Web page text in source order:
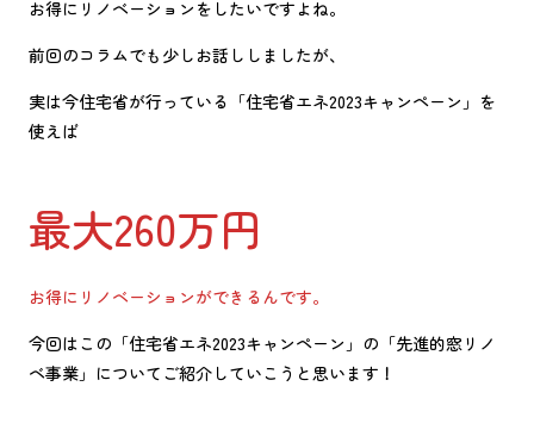
お得にリノベーションをしたいですよね。
前回のコラムでも少しお話ししましたが、
実は今住宅省が行っている「住宅省エネ2023キャンペーン」を
使えば
最大260万円
お得にリノベーションができるんです。
今回はこの「住宅省エネ2023キャンペーン」の「先進的窓リノ
ベ事業」についてご紹介していこうと思います！